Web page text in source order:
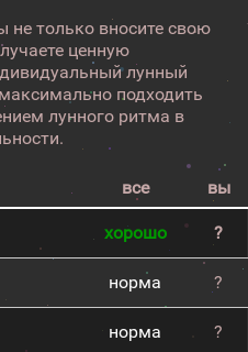
не только вносите свою
ценную
лунный
подходить
лунного ритма в
все вы
хорошо ?
норма ?
норма ?